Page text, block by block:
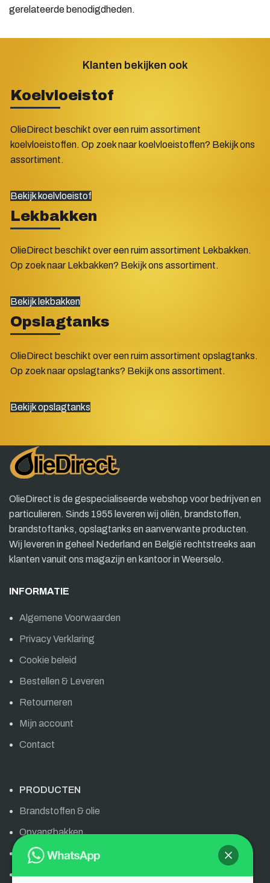
gerelateerde benodigdheden.
Klanten bekijken ook
Koelvloeistof
OlieDirect beschikt over een ruim assortiment
koelvloeistoffen. Op zoek naar koelvloeistoffen? Bekijk ons
assortiment.
Bekijk koelvloeistof
Lekbakken
OlieDirect beschikt over een ruim assortiment Lekbakken.
Op zoek naar Lekbakken? Bekijk ons assortiment.
Bekijk lekbakken
Opslagtanks
OlieDirect beschikt over een ruim assortiment opslagtanks.
Op zoek naar opslagtanks? Bekijk ons assortiment.
Bekijk opslagtanks
OlieDirect is de gespecialiseerde webshop voor bedrijven en
particulieren. Sinds 1955 leveren wij oliën, brandstoffen,
brandstoftanks, opslagtanks en aanverwante producten.
Wij leveren in geheel Nederland en België rechtstreeks aan
klanten vanuit ons magazijn en kantoor in Weerselo.
INFORMATIE
Algemene Voorwaarden
Privacy Verklaring
Cookie beleid
Bestellen & Leveren
Retourneren
Mijn account
Contact
PRODUCTEN
Brandstoffen & olie
Opvangbakken
Olie & brandstoffen
AdBlue